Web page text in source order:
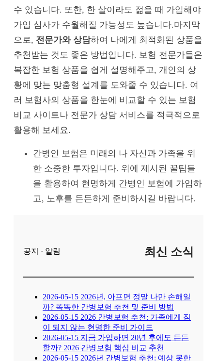
수 있습니다. 또한, 한 살이라도 젊을 때 가입해야
가입 심사가 수월해질 가능성도 높습니다.마지막
으로, 전문가와 상담하여 나에게 최적화된 상품을
추천받는 것도 좋은 방법입니다. 보험 전문가들은
복잡한 보험 상품을 쉽게 설명해주고, 개인의 상
황에 맞는 맞춤형 설계를 도와줄 수 있습니다. 여
러 보험사의 상품을 한눈에 비교할 수 있는 보험
비교 사이트나 전문가 상담 서비스를 적극적으로
활용해 보세요.
간병인 보험은 미래의 나 자신과 가족을 위
한 소중한 투자입니다. 위에 제시된 꿀팁들
을 활용하여 현명하게 간병인 보험에 가입하
고, 노후를 든든하게 준비하시길 바랍니다.
공지 · 알림 최신 소식
2026-05-15 2026년, 아프면 정말 나만 손해일
까? 똑똑한 간병보험 추천 및 준비 방법
2026-05-15 2026 간병보험 추천: 가족에게 짐
이 되지 않는 현명한 준비 가이드
2026-05-15 지금 가입하면 20년 후에도 든든
할까? 2026 간병보험 핵심 비교 추천
2026-05-15 2026년 간병보험 추천: 예상 못한